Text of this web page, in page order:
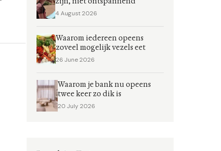
4 August 2026
Waarom iedereen opeens
zoveel mogelijk vezels eet
26 June 2026
Waarom je bank nu opeens
twee keer zo dik is
20 July 2026